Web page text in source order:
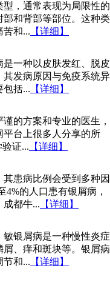
，通常表现为局限性的
部和背部等部位。这种类
苦和... 【详细】
一种以皮肤发红、脱皮
发病原因与免疫系统异
包括... 【详细】
的方案和专业的医生，
台上很多人分享的所
证... 【详细】
患病比例会受到多种因
的人口患有银屑病，
成都牛... 【详细】
银屑病是一种慢性炎症
、痒和斑块等。银屑病
节和... 【详细】